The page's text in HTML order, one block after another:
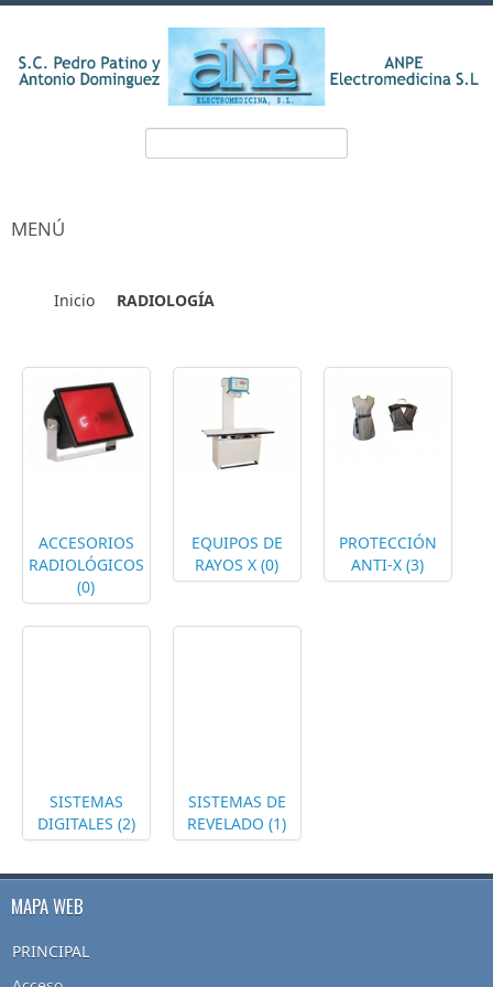
MENÚ
Inicio RADIOLOGÍA
ACCESORIOS
RADIOLÓGICOS
(0)
EQUIPOS DE
RAYOS X (0)
PROTECCIÓN
ANTI-X (3)
SISTEMAS
DIGITALES (2)
SISTEMAS DE
REVELADO (1)
MAPA WEB
PRINCIPAL